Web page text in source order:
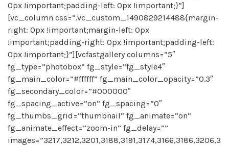
0px !important;padding-left: 0px !important;}”]
[vc_column css=”.vc_custom_1490829214488{margin-
right: 0px !important;margin-left: 0px
!important;padding-right: 0px !important;padding-left:
0px !important;}”][vcfastgallery columns=”5″
fg_type=”photobox” fg_style=”fg_style4″
fg_main_color=”#ffffff” fg_main_color_opacity=”0.3″
fg_secondary_color=”#000000″
fg_spacing_active=”on” fg_spacing=”0″
fg_thumbs_grid=”thumbnail” fg_animate=”on”
fg_animate_effect=”zoom-in” fg_delay=””
images=”3217,3212,3201,3188,3191,3174,3166,3186,3206,3